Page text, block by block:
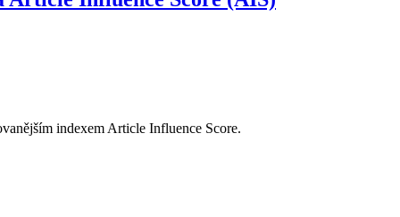
indexem Article Influence Score.